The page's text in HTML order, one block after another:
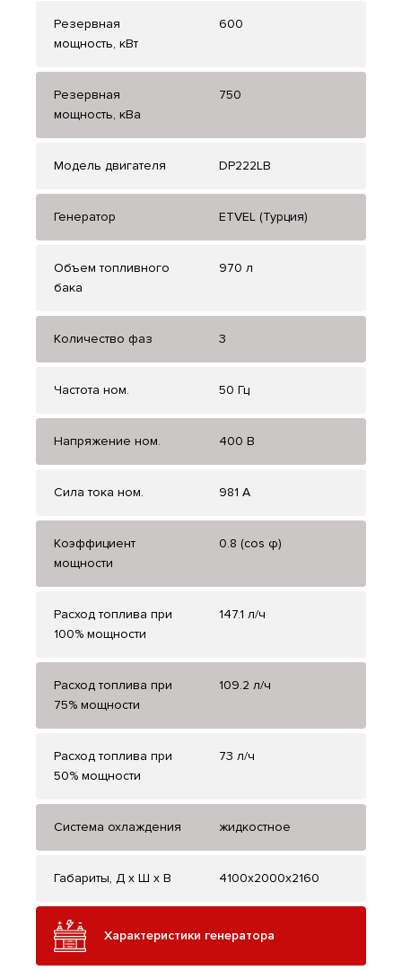
Резервная
мощность, кВт
600
Резервная
мощность, кВа
750
Модель двигателя DP222LB
Генератор ETVEL (Турция)
Объем топливного
бака
970 л
Количество фаз 3
Частота ном. 50 Гц
Напряжение ном. 400 В
Сила тока ном. 981 А
Коэффициент
мощности
0.8 (cos φ)
Расход топлива при
100% мощности
147.1 л/ч
Расход топлива при
75% мощности
109.2 л/ч
Расход топлива при
50% мощности
73 л/ч
Система охлаждения жидкостное
Габариты, Д x Ш x В 4100x2000x2160
Характеристики генератора